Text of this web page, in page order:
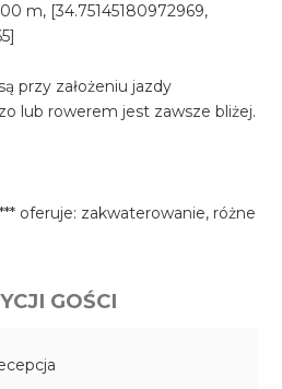
m, [34.75145180972969,
przy założeniu jazdy
lub rowerem jest zawsze bliżej.
oferuje: zakwaterowanie, różne
GOŚCI